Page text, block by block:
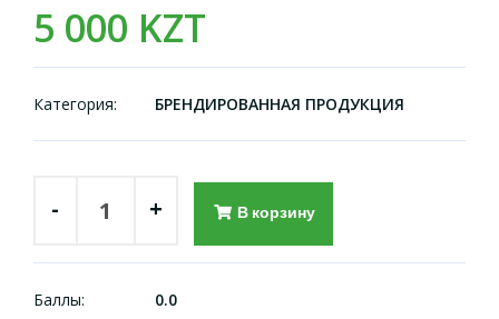
5 000 KZT
Категория: БРЕНДИРОВАННАЯ ПРОДУКЦИЯ
- + В корзину
Баллы: 0.0